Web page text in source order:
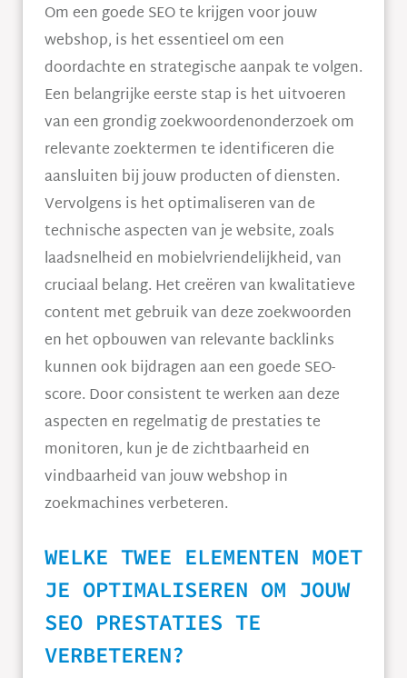
Om een goede SEO te krijgen voor jouw
webshop, is het essentieel om een
doordachte en strategische aanpak te volgen.
Een belangrijke eerste stap is het uitvoeren
van een grondig zoekwoordenonderzoek om
relevante zoektermen te identificeren die
aansluiten bij jouw producten of diensten.
Vervolgens is het optimaliseren van de
technische aspecten van je website, zoals
laadsnelheid en mobielvriendelijkheid, van
cruciaal belang. Het creëren van kwalitatieve
content met gebruik van deze zoekwoorden
en het opbouwen van relevante backlinks
kunnen ook bijdragen aan een goede SEO-
score. Door consistent te werken aan deze
aspecten en regelmatig de prestaties te
monitoren, kun je de zichtbaarheid en
vindbaarheid van jouw webshop in
zoekmachines verbeteren.
WELKE TWEE ELEMENTEN MOET
JE OPTIMALISEREN OM JOUW
SEO PRESTATIES TE
VERBETEREN?